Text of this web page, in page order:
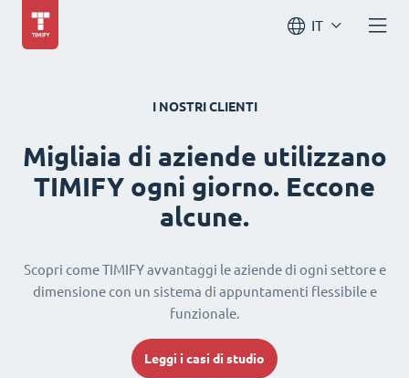
IT
I NOSTRI CLIENTI
Migliaia di aziende utilizzano
TIMIFY ogni giorno. Eccone
alcune.
Scopri come TIMIFY avvantaggi le aziende di ogni settore e
dimensione con un sistema di appuntamenti flessibile e
funzionale.
Leggi i casi di studio